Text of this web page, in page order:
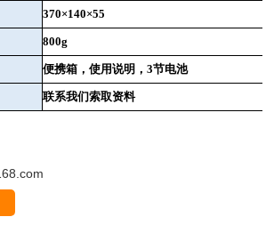
370×140×55
800g
便携箱，使用说明，3节电池
联系我们索取资料